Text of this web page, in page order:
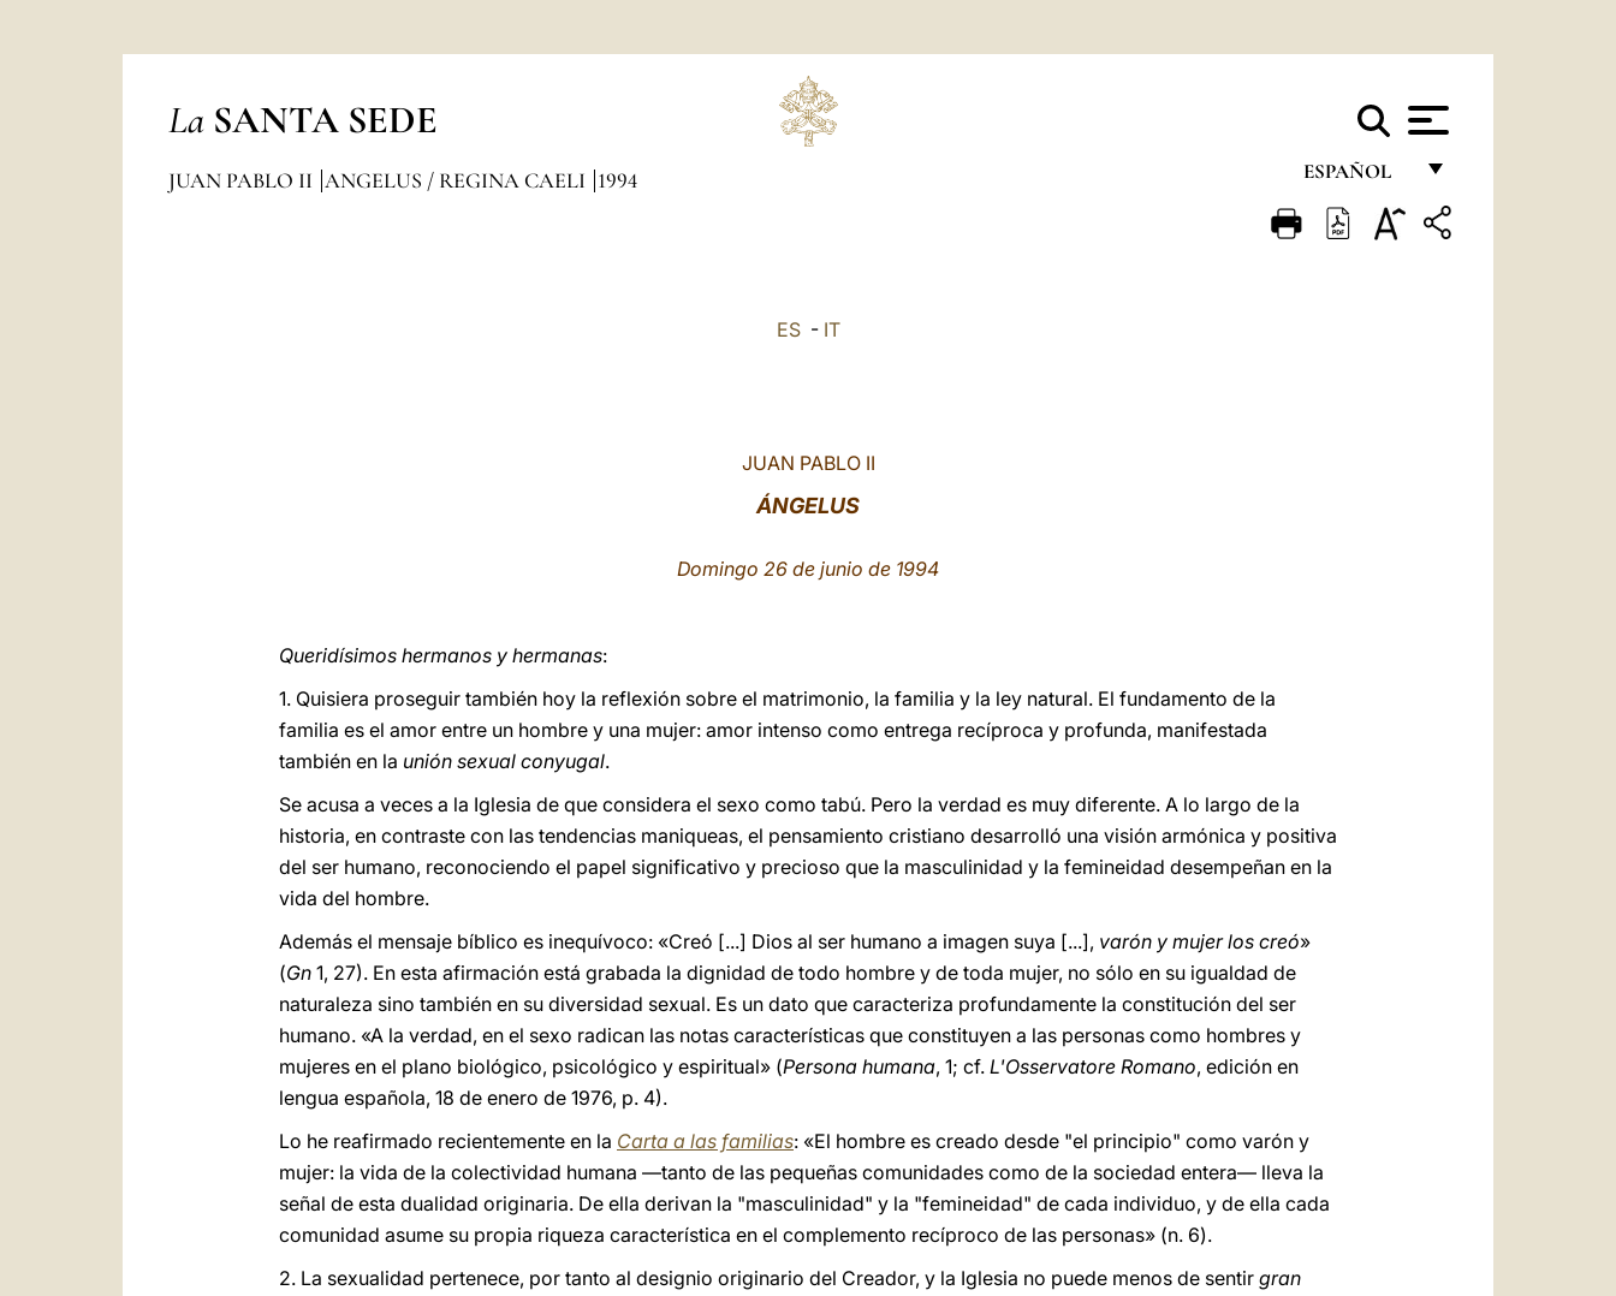
La SANTA SEDE
ESPAÑOL
FRANÇAIS
JUAN PABLO II ANGELUS / REGINA CAELI 1994
ES- IT
JUAN PABLO II
ÁNGELUS
Domingo 26 de junio de 1994
Queridísimos hermanos y hermanas:
1. Quisiera proseguir también hoy la reflexión sobre el matrimonio, la familia y la ley natural. El fundamento de la
familia es el amor entre un hombre y una mujer: amor intenso como entrega recíproca y profunda, manifestada
también en la unión sexual conyugal.
Se acusa a veces a la Iglesia de que considera el sexo como tabú. Pero la verdad es muy diferente. A lo largo de la
historia, en contraste con las tendencias maniqueas, el pensamiento cristiano desarrolló una visión armónica y positiva
del ser humano, reconociendo el papel significativo y precioso que la masculinidad y la femineidad desempeñan en la
vida del hombre.
Además el mensaje bíblico es inequívoco: «Creó [...] Dios al ser humano a imagen suya [...], varón y mujer los creó»
(Gn 1, 27). En esta afirmación está grabada la dignidad de todo hombre y de toda mujer, no sólo en su igualdad de
naturaleza sino también en su diversidad sexual. Es un dato que caracteriza profundamente la constitución del ser
humano. «A la verdad, en el sexo radican las notas características que constituyen a las personas como hombres y
mujeres en el plano biológico, psicológico y espiritual» (Persona humana, 1; cf. L'Osservatore Romano, edición en
lengua española, 18 de enero de 1976, p. 4).
Lo he reafirmado recientemente en la Carta a las familias: «El hombre es creado desde "el principio" como varón y
mujer: la vida de la colectividad humana —tanto de las pequeñas comunidades como de la sociedad entera— lleva la
señal de esta dualidad originaria. De ella derivan la "masculinidad" y la "femineidad" de cada individuo, y de ella cada
comunidad asume su propia riqueza característica en el complemento recíproco de las personas» (n. 6).
2. La sexualidad pertenece, por tanto al designio originario del Creador, y la Iglesia no puede menos de sentir gran